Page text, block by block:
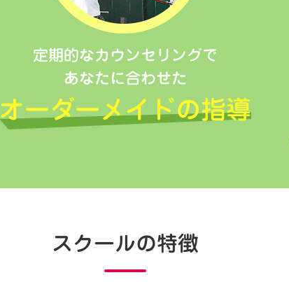
定期的なカウンセリングで
あなたに合わせた
オーダーメイドの指導
スクールの特徴